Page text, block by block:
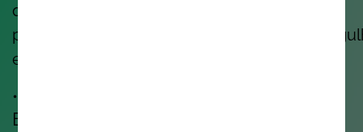
que ainda é melhor? Saber que as nossas
pessoas dizem, com convicção, que têm
em trabalhar aqui.
• • •
Eis no que acreditamos: